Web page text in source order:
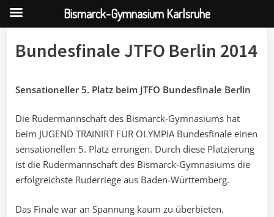
Bundesfinale JTFO Berlin 2014
Sensationeller 5. Platz beim JTFO Bundesfinale Berlin
Die Rudermannschaft des Bismarck-Gymnasiums hat
beim JUGEND TRAINIRT FÜR OLYMPIA Bundesfinale einen
sensationellen 5. Platz errungen. Durch diese Platzierung
ist die Rudermannschaft des Bismarck-Gymnasiums die
erfolgreichste Ruderriege aus Baden-Württemberg.
Das Finale war an Spannung kaum zu überbieten.
Bismarck-Gymnasium Karlsruhe